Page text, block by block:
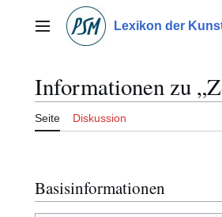
springenHauptmenü Lexikon der
Informationen zu
Seite Diskussion
Basisinformationen